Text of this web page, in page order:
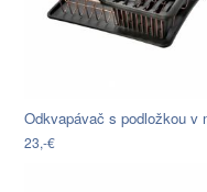
23,-€